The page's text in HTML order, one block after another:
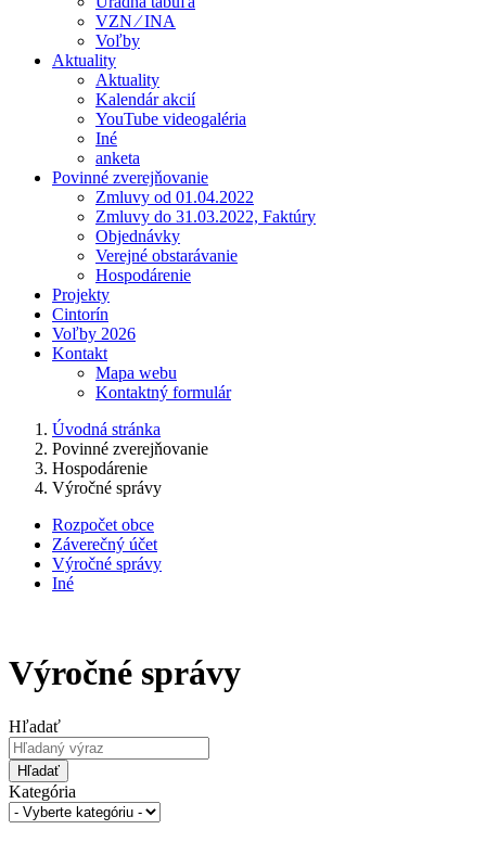
VZN ⁄ INA
Voľby
Aktuality
Aktuality
Kalendár akcií
YouTube videogaléria
Iné
anketa
Povinné zverejňovanie
Zmluvy od 01.04.2022
Zmluvy do 31.03.2022, Faktúry
Objednávky
Verejné obstarávanie
Hospodárenie
Projekty
Cintorín
Voľby 2026
Kontakt
Mapa webu
Kontaktný formulár
Úvodná stránka
Povinné zverejňovanie
Hospodárenie
Výročné správy
Rozpočet obce
Záverečný účet
Výročné správy
Iné
Výročné správy
Hľadať
Hľadať
Kategória